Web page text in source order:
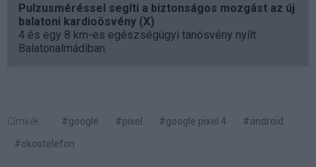
Pulzusméréssel segíti a biztonságos mozgást az új
balatoni kardioösvény (X)
4 és egy 8 km-es egészségügyi tanösvény nyílt
Balatonalmádiban.
Címkék: #google #pixel #google pixel 4
#android
#okostelefon